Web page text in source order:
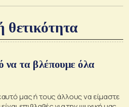
θετικότητα
να τα βλέπουμε όλα
μας ή τους άλλους να είμαστε